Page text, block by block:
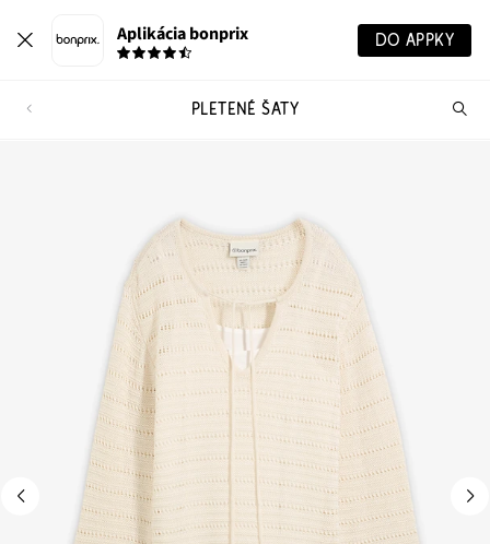
Aplikácia bonprix DO APPKY
PLETENÉ ŠATY